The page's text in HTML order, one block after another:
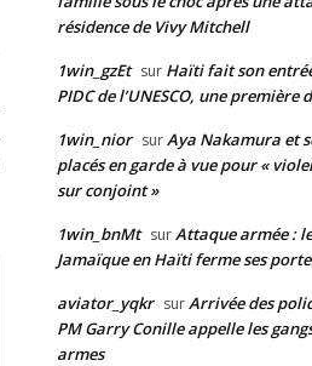
résidence de Vivy Mitchell
1win_gzEt sur Haïti fait son
PIDC de l’UNESCO, une première
1win_nior surAya Nakamura et
placés en garde à vue pour «
sur conjoint »
1win_bnMt surAttaque armée :
Jamaïque en Haïti ferme ses
aviator_yqkr surArrivée des
PM Garry Conille appelle les
armes